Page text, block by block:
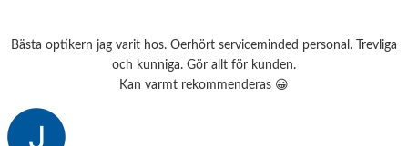
Bästa optikern jag varit hos. Oerhört serviceminded personal. Trevliga
och kunniga. Gör allt för kunden.
Kan varmt rekommenderas 😀